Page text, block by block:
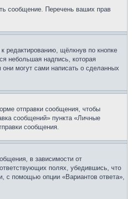
сообщение. Перечень ваших прав
редактированию, щёлкнув по кнопке
небольшая надпись, которая
могут сами написать о сделанных
отправки сообщения, чтобы
сообщений» пункта «Личные
сообщения.
в зависимости от
полях, убедившись, что
с помощью опции «Вариантов ответа»,